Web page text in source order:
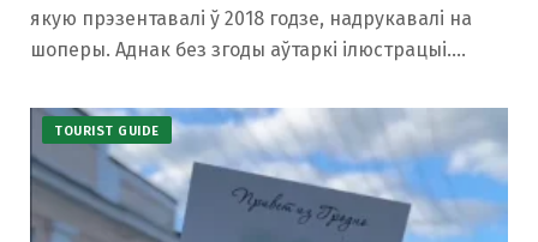
якую прэзентавалі ў 2018 годзе, надрукавалі на
шоперы. Аднак без згоды аўтаркі ілюстрацыі.…
TOURIST GUIDE